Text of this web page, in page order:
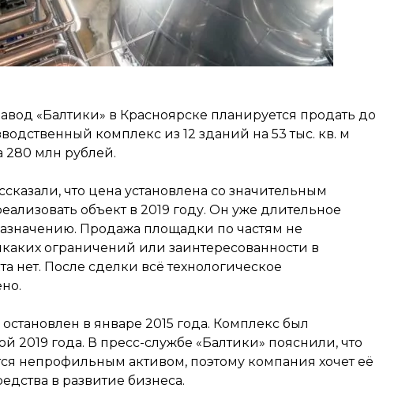
«Балтики» в Красноярске планируется продать до
комплекс из 12 зданий на 53 тыс. кв. м
280 млн рублей.
что цена установлена со значительным
объект в 2019 году. Он уже длительное
Продажа площадки по частям не
ограничений или заинтересованности в
нет. После сделки всё технологическое
в январе 2015 года. Комплекс был
2019 года. В пресс-службе «Балтики» пояснили, что
непрофильным активом, поэтому компания хочет её
в развитие бизнеса.